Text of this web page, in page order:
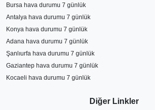
Bursa hava durumu 7 günlük
Antalya hava durumu 7 günlük
Konya hava durumu 7 günlük
Adana hava durumu 7 günlük
Şanlıurfa hava durumu 7 günlük
Gaziantep hava durumu 7 günlük
Kocaeli hava durumu 7 günlük
Diğer Linkler